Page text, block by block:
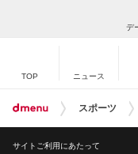
デ
TOP ニュース
スポーツ
サイトご利用にあたって